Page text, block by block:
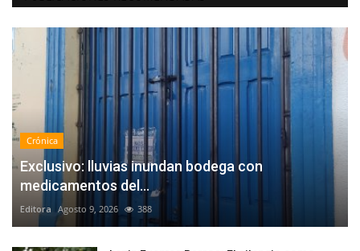
Crónica
Exclusivo: lluvias inundan bodega con
medicamentos del...
Editora Agosto 9, 2026 388